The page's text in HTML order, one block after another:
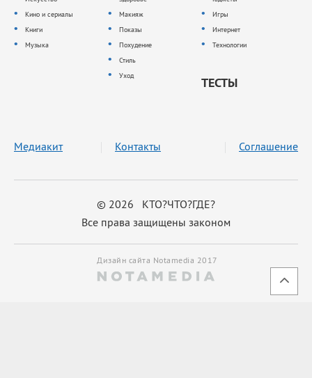
Кино и сериалы
Книги
Музыка
Макияж
Показы
Похудение
Стиль
Уход
Игры
Интернет
Технологии
ТЕСТЫ
© 2026 КТО?ЧТО?ГДЕ?
Все права защищены законом
Медиакит Контакты Соглашение
Дизайн сайта Notamedia 2017